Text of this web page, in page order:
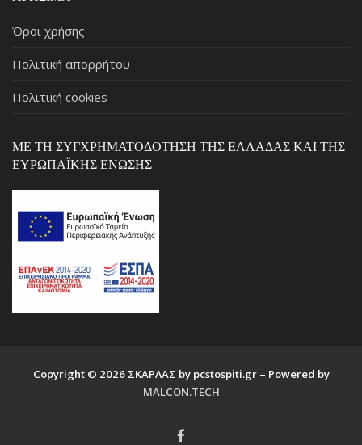
Όροι χρήσης
Πολιτική απορρήτου
Πολιτική cookies
ΜΕ ΤΗ ΣΥΓΧΡΗΜΑΤΟΔΌΤΗΣΗ ΤΗΣ ΕΛΛΆΔΑΣ ΚΑΙ ΤΗΣ
ΕΥΡΩΠΑΪΚΉΣ ΈΝΩΣΗΣ
Copyright © 2026 ΣΚΑΡΛΑΣ by pcstospiti.gr – Powered by
MALCON.TECH